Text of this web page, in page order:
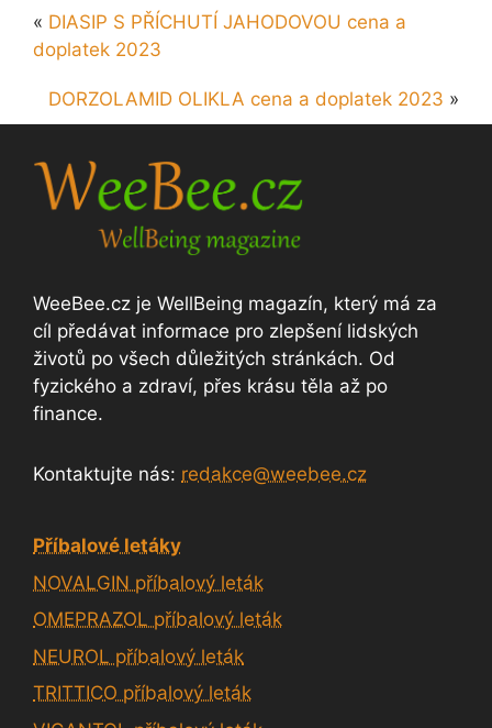
« DIASIP S PŘÍCHUTÍ JAHODOVOU cena a
doplatek 2023
DORZOLAMID OLIKLA cena a doplatek 2023 »
WeeBee.cz je WellBeing magazín, který má za
cíl předávat informace pro zlepšení lidských
životů po všech důležitých stránkách. Od
fyzického a zdraví, přes krásu těla až po
finance.
Kontaktujte nás: redakce@weebee.cz
Příbalové letáky
NOVALGIN příbalový leták
OMEPRAZOL příbalový leták
NEUROL příbalový leták
TRITTICO příbalový leták